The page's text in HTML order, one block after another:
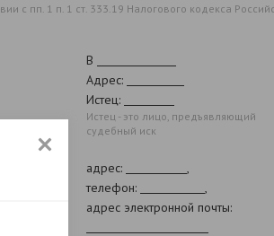
с пп. 1 п. 1 ст. 333.19 Налогового кодекса
В
Адрес:
Истец:
Истец - это лицо, предъявляющий
судебный иск
адрес:
,
телефон:
,
адрес электронной почты: